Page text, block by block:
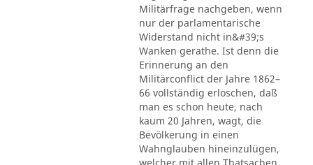
Militärfrage nachgeben, wenn
nur der parlamentarische
Widerstand nicht in&#39;s
Wanken gerathe. Ist denn die
Erinnerung an den
Militärconflict der Jahre 1862–
66 vollständig erloschen, daß
man es schon heute, nach
kaum 20 Jahren, wagt, die
Bevölkerung in einen
Wahnglauben hineinzulügen,